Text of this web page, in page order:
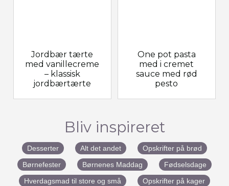
Jordbær tærte
med vanillecreme
– klassisk
jordbærtærte
One pot pasta
med i cremet
sauce med rød
pesto
Bliv inspireret
Desserter Alt det andet
Opskrifter på brød
Børnefester
Børnenes Maddag
Fødselsdage
Hverdagsmad til store og små
Opskrifter på kager